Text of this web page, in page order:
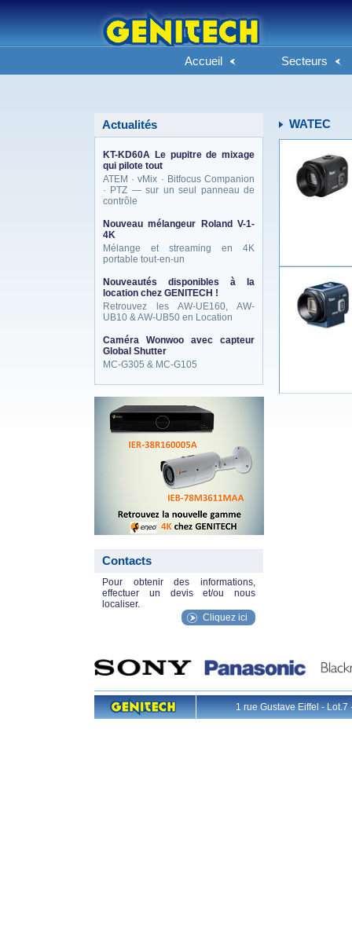
Accueil Secteurs
Actualités
KT-KD60A Le pupitre de mixage
qui pilote tout
ATEM · vMix · Bitfocus Companion
· PTZ — sur un seul panneau de
contrôle
Nouveau mélangeur Roland V-1-
4K
Mélange et streaming en 4K
portable tout-en-un
Nouveautés disponibles à la
location chez GENITECH !
Retrouvez les AW-UE160, AW-
UB10 & AW-UB50 en Location
Caméra Wonwoo avec capteur
Global Shutter
MC-G305 & MC-G105
Contacts
Pour obtenir des informations,
effectuer un devis et/ou nous
localiser.
Cliquez ici
WATEC
1 rue Gustave Eiffel -